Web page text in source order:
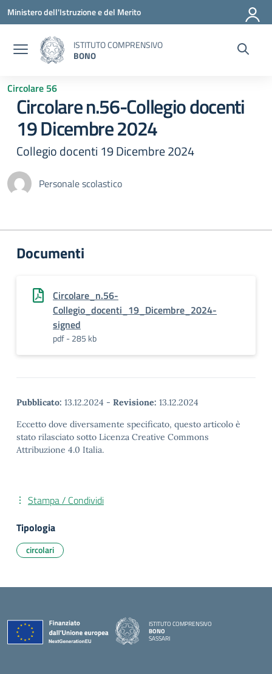
Vai ai contenuti
Vai al menu di navigazione
Vai al footer
Ministero dell'Istruzione e del Merito
ISTITUTO COMPRENSIVO
BONO
Circolare 56
Circolare n.56-Collegio docenti
19 Dicembre 2024
Collegio docenti 19 Dicembre 2024
Personale scolastico
Documenti
Circolare_n.56-
Collegio_docenti_19_Dicembre_2024-
signed
pdf - 285 kb
Pubblicato: 13.12.2024 - Revisione: 13.12.2024
Eccetto dove diversamente specificato, questo articolo è
stato rilasciato sotto Licenza Creative Commons
Attribuzione 4.0 Italia.
Stampa / Condividi
Tipologia
circolari
ISTITUTO COMPRENSIVO
BONO
SASSARI